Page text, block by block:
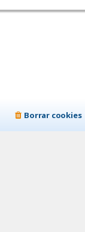
Borrar cookies